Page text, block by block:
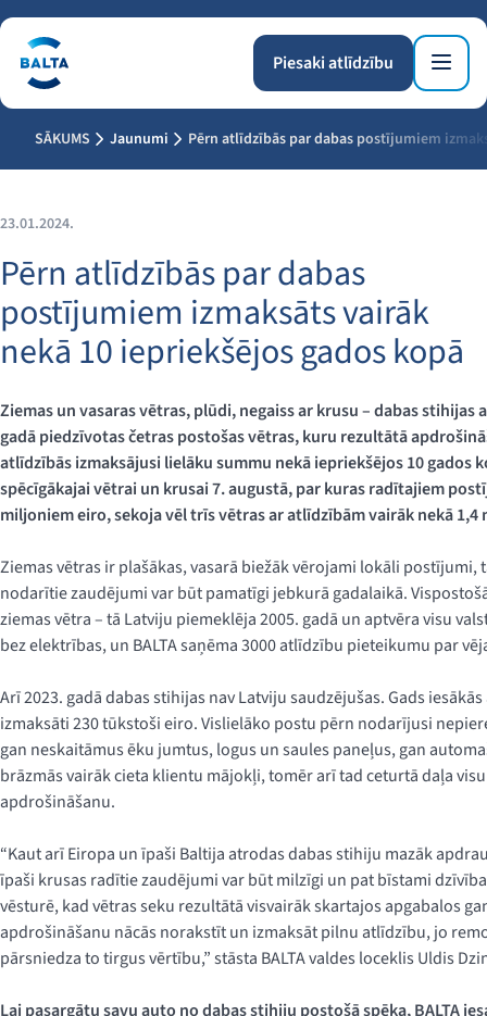
Piesaki atlīdzību
SĀKUMS Jaunumi Pērn atlīdzībās par dabas postījumiem
23.01.2024.
Pērn atlīdzībās par dabas
postījumiem izmaksāts vairāk
nekā 10 iepriekšējos gados kopā
Ziemas un vasaras vētras, plūdi, negaiss ar krusu – dabas stihijas
gadā piedzīvotas četras postošas vētras, kuru rezultātā
atlīdzībās izmaksājusi lielāku summu nekā iepriekšējos 10 gados
spēcīgākajai vētrai un krusai 7. augustā, par kuras radītajiem
miljoniem eiro, sekoja vēl trīs vētras ar atlīdzībām vairāk nekā
Ziemas vētras ir plašākas, vasarā biežāk vērojami lokāli
nodarītie zaudējumi var būt pamatīgi jebkurā gadalaikā.
ziemas vētra – tā Latviju piemeklēja 2005. gadā un aptvēra visu
bez elektrības, un BALTA saņēma 3000 atlīdzību pieteikumu par
Arī 2023. gadā dabas stihijas nav Latviju saudzējušas. Gads
izmaksāti 230 tūkstoši eiro. Vislielāko postu pērn nodarījusi
gan neskaitāmus ēku jumtus, logus un saules paneļus, gan
brāzmās vairāk cieta klientu mājokļi, tomēr arī tad ceturtā daļa
apdrošināšanu.
“Kaut arī Eiropa un īpaši Baltija atrodas dabas stihiju mazāk
īpaši krusas radītie zaudējumi var būt milzīgi un pat bīstami
vēsturē, kad vētras seku rezultātā visvairāk skartajos apgabalos
apdrošināšanu nācās norakstīt un izmaksāt pilnu atlīdzību, jo
pārsniedza to tirgus vērtību,” stāsta BALTA valdes loceklis Uldis
Lai pasargātu savu auto no dabas stihiju postošā spēka, BALTA